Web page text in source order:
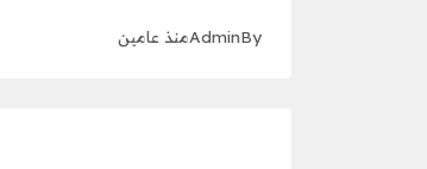
By
Adminمنذ عامين